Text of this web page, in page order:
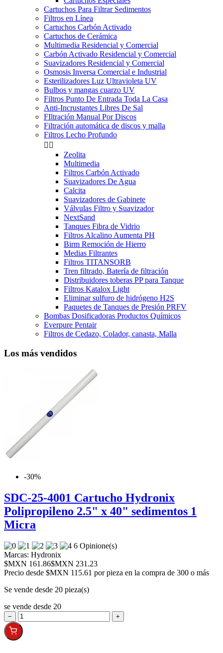
Cartuchos Para Filtrar Sedimentos
Filtros en Línea
Cartuchos Carbón Activado
Cartuchos de Cerámica
Multimedia Residencial y Comercial
Carbón Activado Residencial y Comercial
Suavizadores Residencial y Comercial
Osmosis Inversa Comercial e Industrial
Esterilizadores Luz Ultravioleta UV
Bulbos y mangas cuarzo UV
Filtros Punto De Entrada Toda La Casa
Anti-Incrustantes Libres De Sal
FIltración Manual Por Discos
Filtración automática de discos y malla
Filtros Lecho Profundo
 
Zeolita
Multimedia
Filtros Carbón Activado
Suavizadores De Agua
Calcita
Suavizadores de Gabinete
Válvulas Filtro y Suavizador
NextSand
Tanques Fibra de Vidrio
Filtros Alcalino Aumenta PH
Birm Remoción de Hierro
Medias Filtrantes
Filtros TITANSORB
Tren filtrado, Batería de filtración
Distribuidores toberas PP para Tanque
Filtros Katalox Light
Eliminar sulfuro de hidrógeno H2S
Paquetes de Tanques de Presión PRFV
Bombas Dosificadoras Productos Químicos
Everpure Pentair
Filtros de Cedazo, Colador, canasta, Malla
Los más vendidos
-30%
SDC-25-4001 Cartucho Hydronix
Polipropileno 2.5" x 40" sedimentos 1
Micra
6 Opinione(s)
Marcas: Hydronix
$MXN 161.86$MXN 231.23
Precio desde $MXN 115.61 por pieza en la compra de 300 o más
Se vende desde 20 pieza(s)
se vende desde 20
− +